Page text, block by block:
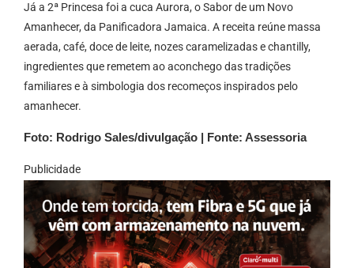
Já a 2ª Princesa foi a cuca Aurora, o Sabor de um Novo
Amanhecer, da Panificadora Jamaica. A receita reúne massa
aerada, café, doce de leite, nozes caramelizadas e chantilly,
ingredientes que remetem ao aconchego das tradições
familiares e à simbologia dos recomeços inspirados pelo
amanhecer.
Foto: Rodrigo Sales/divulgação | Fonte: Assessoria
Publicidade